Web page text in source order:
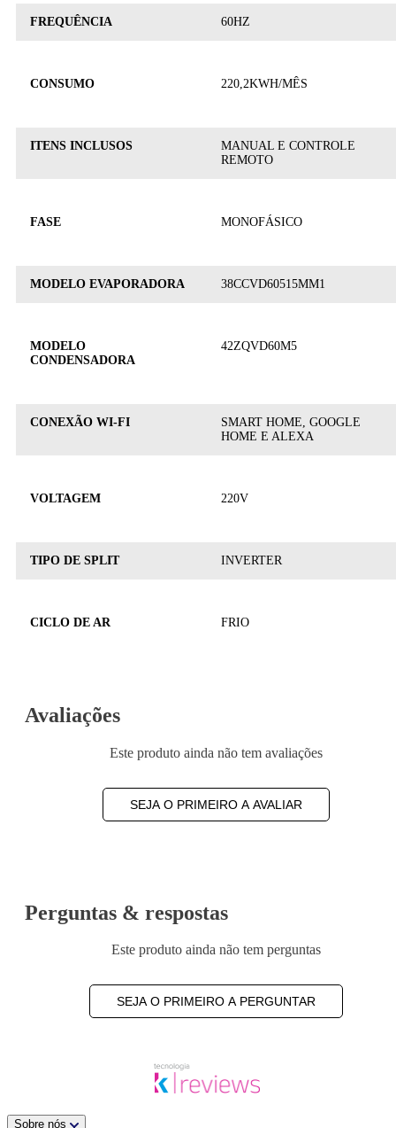
FREQUÊNCIA 60HZ
CONSUMO 220,2KWH/MÊS
ITENS INCLUSOS
MANUAL E CONTROLE
REMOTO
FASE MONOFÁSICO
MODELO EVAPORADORA 38CCVD60515MM1
MODELO
CONDENSADORA
42ZQVD60M5
CONEXÃO WI-FI
SMART HOME, GOOGLE
HOME E ALEXA
VOLTAGEM 220V
TIPO DE SPLIT INVERTER
CICLO DE AR FRIO
Avaliações
Este produto ainda não tem avaliações
SEJA O PRIMEIRO A AVALIAR
Perguntas & respostas
Este produto ainda não tem perguntas
SEJA O PRIMEIRO A PERGUNTAR
Sobre nós